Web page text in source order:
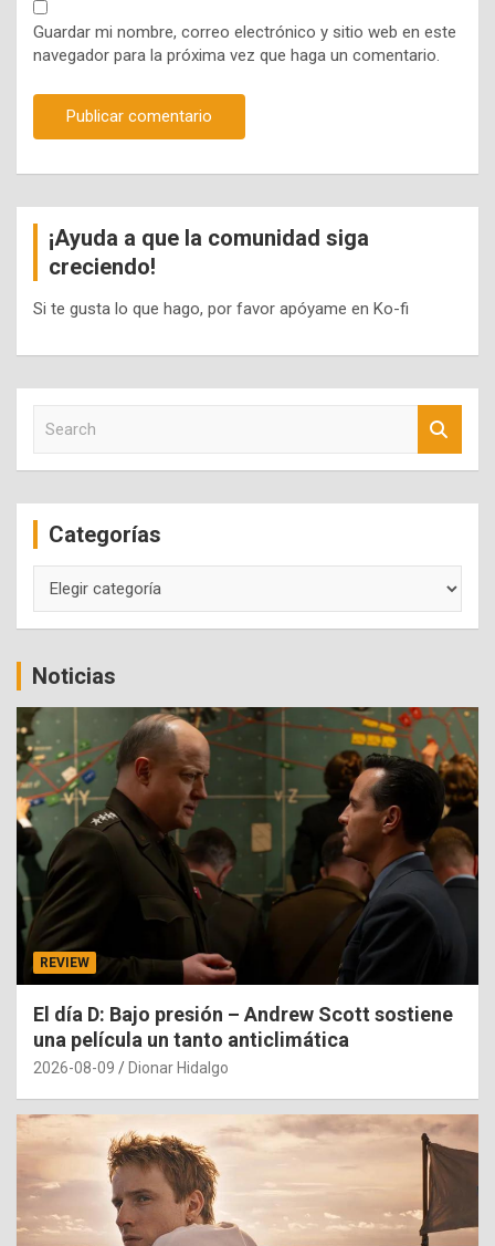
Guardar mi nombre, correo electrónico y sitio web en este
navegador para la próxima vez que haga un comentario.
¡Ayuda a que la comunidad siga
creciendo!
Si te gusta lo que hago, por favor apóyame en Ko-fi
c
Categorías
Noticias
REVIEW
El día D: Bajo presión – Andrew Scott sostiene
una película un tanto anticlimática
2026-08-09 Dionar Hidalgo